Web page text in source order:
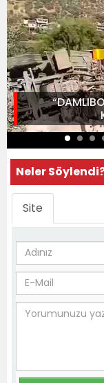
Neler
Site